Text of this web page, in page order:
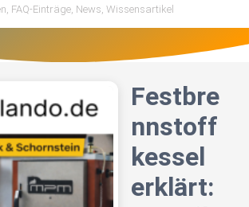
Festbre
nnstoff
kessel
erklärt: